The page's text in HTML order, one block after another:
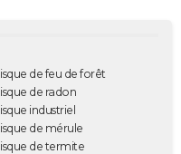
de feu de forêt
de radon
industriel
de mérule
de termite